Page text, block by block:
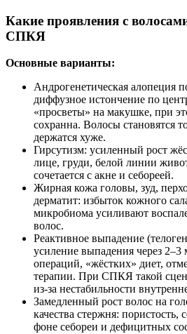
Какие проявления с
СПКЯ
Основные варианты:
Андрогенетическая алопеция
диффузное истончение по
«просветы» на макушке, при
сохранна. Волосы становятся
держатся хуже.
Гирсутизм: усиленный рост
лице, груди, белой линии
сочетается с акне и себореей.
Жирная кожа головы, зуд,
дерматит: избыток кожного
микробиома усиливают
волос.
Реактивное выпадение
усиление выпадения через 2–3
операций, «жёстких» диет,
терапии. При СПКЯ такой
из‑за нестабильности
Замедленный рост волос на
качества стержня: пористость,
фоне себореи и дефицитных